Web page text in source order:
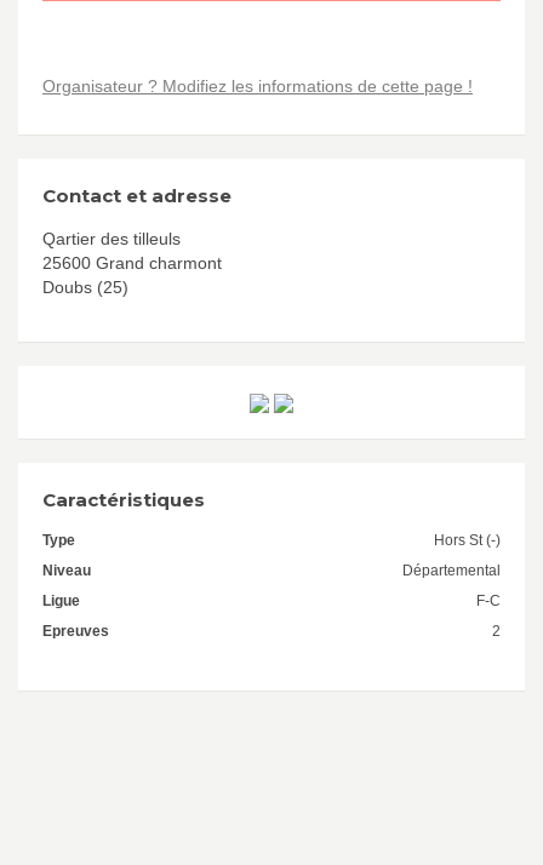
Organisateur ? Modifiez les informations de cette page !
Contact et adresse
Qartier des tilleuls
25600 Grand charmont
Doubs (25)
Caractéristiques
Type
Hors St (-)
Niveau
Départemental
Ligue
F-C
Epreuves
2